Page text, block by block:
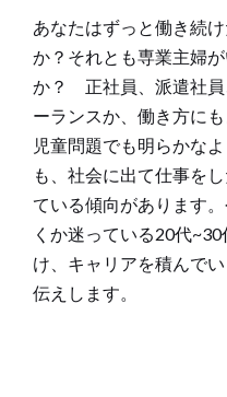
あなたはずっと働き続
か？それとも専業主婦
か？ 正社員、派遣社員
ーランスか、働き方に
児童問題でも明らかな
も、社会に出て仕事を
ている傾向があります
くか迷っている20代
け、キャリアを積んで
伝えします。